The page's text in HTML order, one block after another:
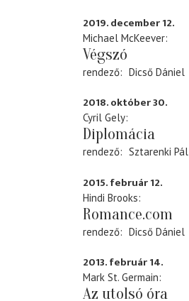
2019. december 12.
Michael McKeever
Végszó
rendező Dicső Dániel
2018. október 30.
Cyril Gely
Diplomácia
rendező Sztarenki Pál
2015. február 12.
Hindi Brooks
Romance.com
rendező Dicső Dániel
2013. február 14.
Mark St. Germain
Az utolsó óra